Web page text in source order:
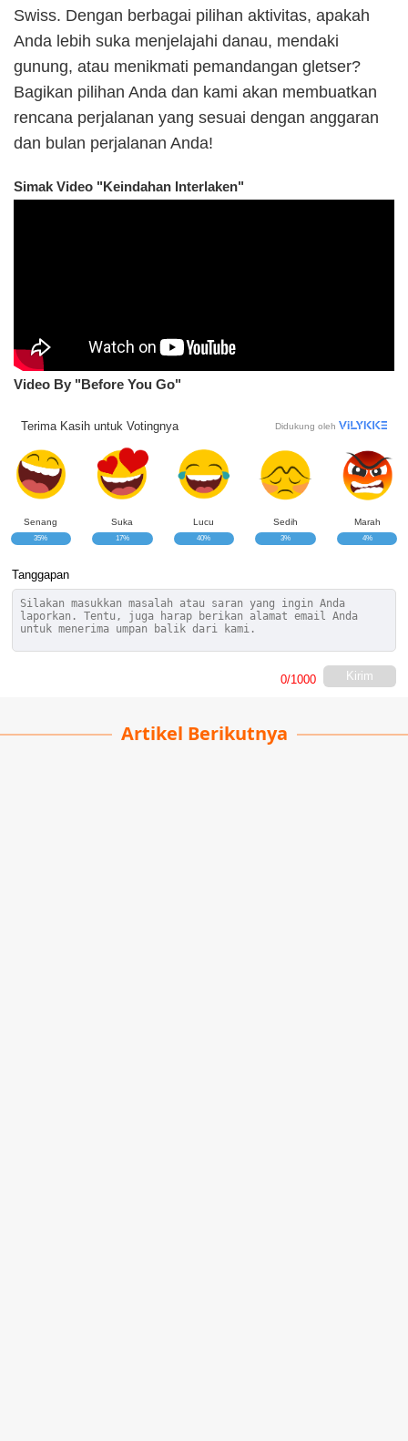
Swiss. Dengan berbagai pilihan aktivitas, apakah
Anda lebih suka menjelajahi danau, mendaki
gunung, atau menikmati pemandangan gletser?
Bagikan pilihan Anda dan kami akan membuatkan
rencana perjalanan yang sesuai dengan anggaran
dan bulan perjalanan Anda!
Simak Video "Keindahan Interlaken"
Video By "Before You Go"
Terima Kasih untuk Votingnya Didukung oleh
Senang
35%
Suka
17%
Lucu
40%
Sedih
3%
Marah
4%
Tanggapan
Kirim
0/1000
Artikel Berikutnya